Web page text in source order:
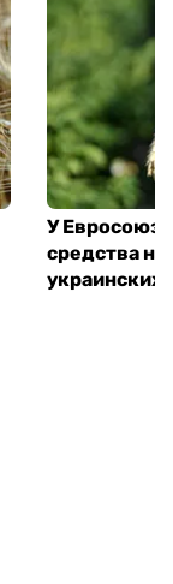
У
средства